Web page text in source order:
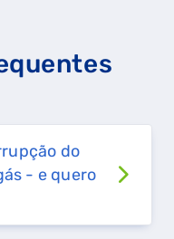
do
- e quero